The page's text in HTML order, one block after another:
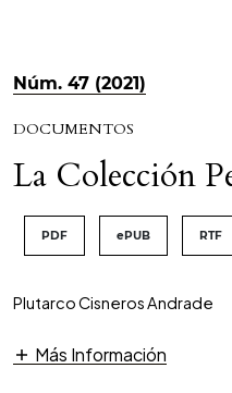
Núm. 47 (2021)
DOCUMENTOS
La Colección
PDF ePUB RTF
Plutarco Cisneros Andrade
Más Información